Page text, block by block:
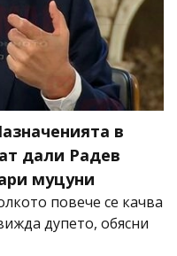
в
дали Радев
муцуни
повече се качва
дупето, обясни